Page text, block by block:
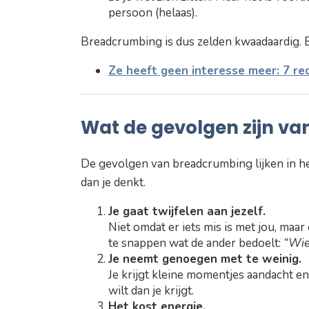
persoon (helaas).
Breadcrumbing is dus zelden
Ze heeft geen interesse meer: 7
Wat de gevolgen zijn
De gevolgen van breadcrumbing lijken in
dan je denkt.
Je gaat twijfelen aan jezelf.
Niet omdat er iets mis is met jou,
te snappen wat de ander bedoelt:
Je neemt genoegen met te weinig.
Je krijgt kleine momentjes aandacht
wilt dan je krijgt.